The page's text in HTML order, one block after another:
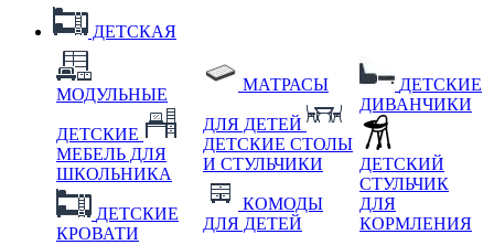
ДЕТСКАЯ
МОДУЛЬНЫЕ
ДЕТСКИЕ
МЕБЕЛЬ ДЛЯ
ШКОЛЬНИКА
ДЕТСКИЕ
КРОВАТИ
МАТРАСЫ
ДЛЯ ДЕТЕЙ
ДЕТСКИЕ СТОЛЫ
И СТУЛЬЧИКИ
КОМОДЫ
ДЛЯ ДЕТЕЙ
ДЕТСКИЕ
ДИВАНЧИКИ
ДЕТСКИЙ
СТУЛЬЧИК
ДЛЯ
КОРМЛЕНИЯ